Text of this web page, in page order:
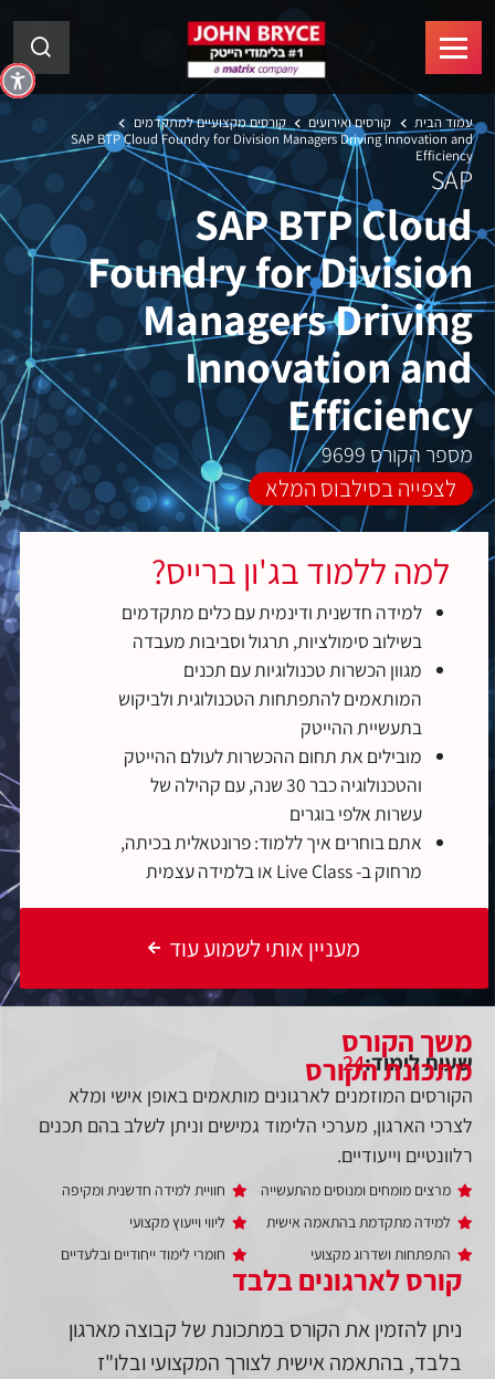
עמוד הבית קורסים ואירועים
קורסים מקצועיים למתקדמים
SAP BTP Cloud Foundry for Division Managers Driving Innovation and
Efficiency
SAP
SAP BTP Cloud
Foundry for Division
Managers Driving
Innovation and
Efficiency
מספר הקורס 9699
לצפייה בסילבוס המלא
למה ללמוד בג'ון ברייס?
למידה חדשנית ודינמית עם כלים מתקדמים
בשילוב סימולציות, תרגול וסביבות מעבדה
מגוון הכשרות טכנולוגיות עם תכנים
המותאמים להתפתחות הטכנולוגית ולביקוש
בתעשיית ההייטק
מובילים את תחום ההכשרות לעולם ההייטק
והטכנולוגיה כבר 30 שנה, עם קהילה של
עשרות אלפי בוגרים
אתם בוחרים איך ללמוד: פרונטאלית בכיתה,
מרחוק ב- Live Class או בלמידה עצמית
מעניין אותי לשמוע עוד
קורס לארגונים בלבד
ניתן להזמין את הקורס במתכונת של קבוצה מארגון
בלבד, בהתאמה אישית לצורך המקצועי ובלו"ז
משך הקורס
שעות לימוד:24
מתכונת הקורס
הקורסים המוזמנים לארגונים מותאמים באופן אישי ומלא
לצרכי הארגון, מערכי הלימוד גמישים וניתן לשלב בהם תכנים
רלוונטיים וייעודיים.
מרצים מומחים ומנוסים מהתעשייה
למידה מתקדמת בהתאמה אישית
התפתחות ושדרוג מקצועי
חוויית למידה חדשנית ומקיפה
ליווי וייעוץ מקצועי
חומרי לימוד ייחודיים ובלעדיים